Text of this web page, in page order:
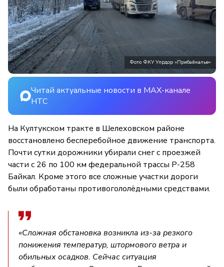
Фото ФКУ Упрдор «Прибайкалье»
Читай актуальные новости в MAX-канале
НТС
На Култукском тракте в Шелеховском районе
восстановлено бесперебойное движение транспорта.
Почти сутки дорожники убирали снег с проезжей
части с 26 по 100 км федеральной трассы Р-258
Байкал. Кроме этого все сложные участки дороги
были обработаны противогололёдными средствами.
«Сложная обстановка возникла из-за резкого
понижения температур, штормового ветра и
обильных осадков. Сейчас ситуация